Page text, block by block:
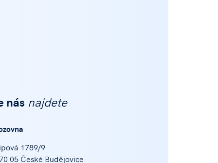
nás najdete
1789/9
05 České Budějovice